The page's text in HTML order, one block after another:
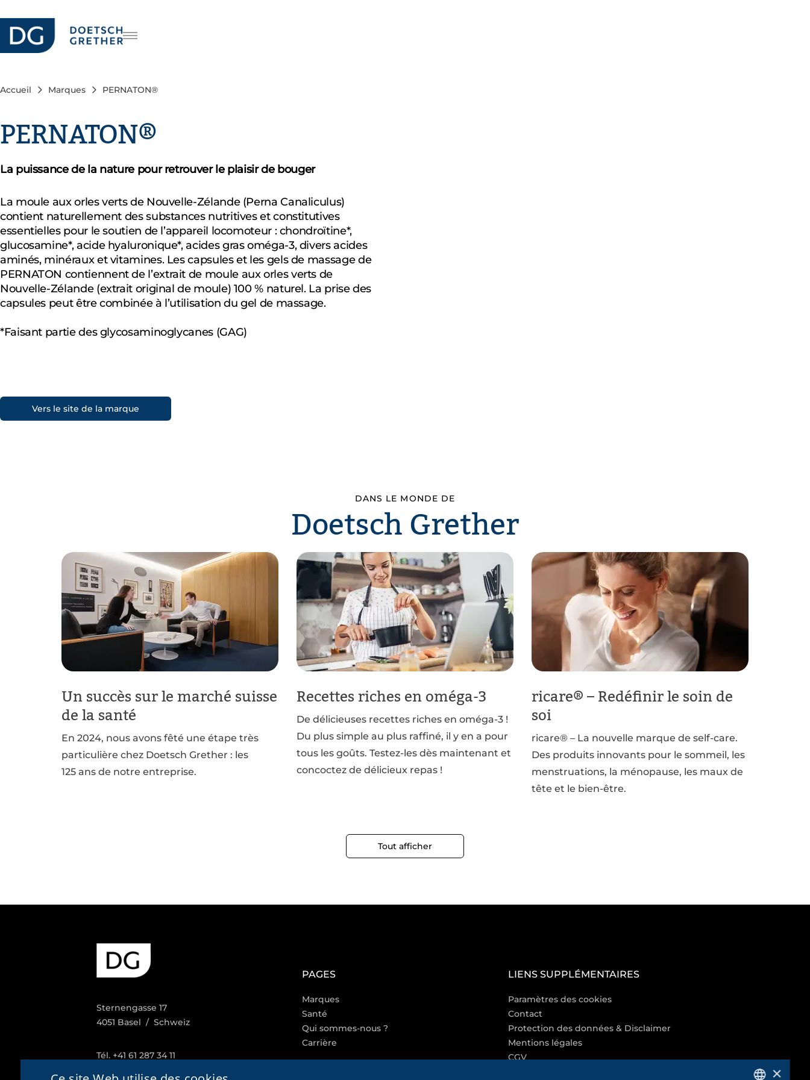
Carrière
EN
Accueil Marques PERNATON®
PERNATON®
La puissance de la nature pour retrouver le plaisir de bouger
La moule aux orles verts de Nouvelle-Zélande (Perna Canaliculus)
contient naturellement des substances nutritives et constitutives
essentielles pour le soutien de l’appareil locomoteur : chondroïtine*,
glucosamine*, acide hyaluronique*, acides gras oméga-3, divers acides
aminés, minéraux et vitamines. Les capsules et les gels de massage de
PERNATON contiennent de l’extrait de moule aux orles verts de
Nouvelle-Zélande (extrait original de moule) 100 % naturel. La prise des
capsules peut être combinée à l’utilisation du gel de massage.
*Faisant partie des glycosaminoglycanes (GAG)
Vers le site de la marque
DANS LE MONDE DE
Doetsch Grether
Un succès sur le marché suisse
de la santé
En 2024, nous avons fêté une étape très
particulière chez Doetsch Grether : les
125 ans de notre entreprise.
Recettes riches en oméga-3
De délicieuses recettes riches en oméga-3 !
Du plus simple au plus raffiné, il y en a pour
tous les goûts. Testez-les dès maintenant et
concoctez de délicieux repas !
ricare® – Redéfinir le soin de
soi
ricare® – La nouvelle marque de self-care.
Des produits innovants pour le sommeil, les
menstruations, la ménopause, les maux de
tête et le bien-être.
Tout afficher
Sternengasse 17
4051 Basel / Schweiz
Tél. +41 61 287 34 11
PAGES
Marques
Santé
Qui sommes-nous ?
Carrière
LIENS SUPPLÉMENTAIRES
Paramètres des cookies
Contact
Protection des données & Disclaimer
Mentions légales
CGV
×